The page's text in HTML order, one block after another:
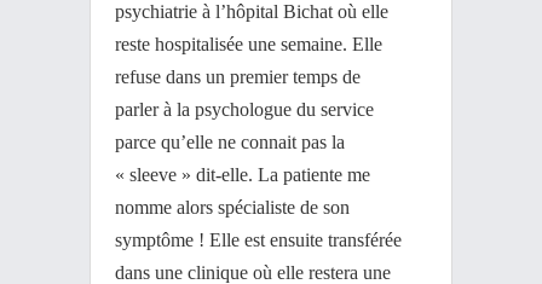
psychiatrie à l’hôpital Bichat où elle
reste hospitalisée une semaine. Elle
refuse dans un premier temps de
parler à la psychologue du service
parce qu’elle ne connait pas la
« sleeve » dit-elle. La patiente me
nomme alors spécialiste de son
symptôme ! Elle est ensuite transférée
dans une clinique où elle restera une